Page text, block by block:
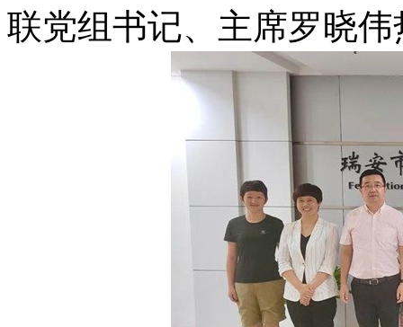
联党组书记、主席罗晓